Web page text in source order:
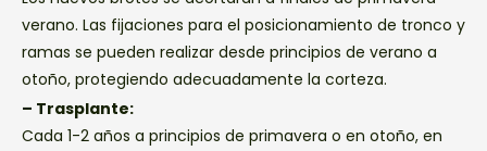
verano. Las fijaciones para el posicionamiento de tronco y
ramas se pueden realizar desde principios de verano a
otoño, protegiendo adecuadamente la corteza.
– Trasplante:
Cada 1-2 años a principios de primavera o en otoño, en